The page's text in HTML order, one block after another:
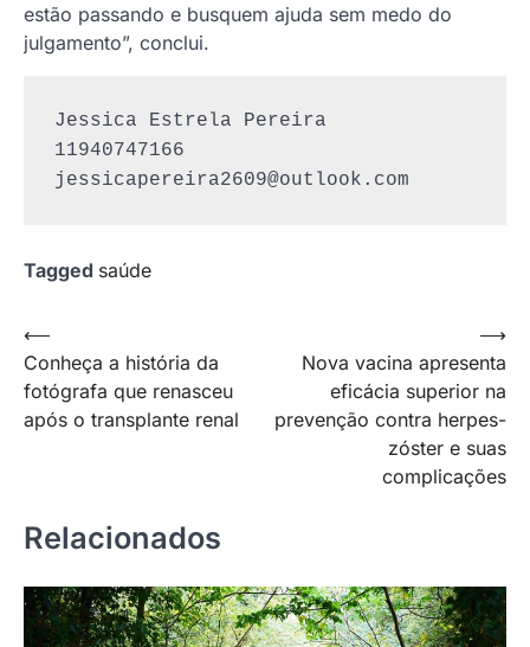
estão passando e busquem ajuda sem medo do
julgamento”, conclui.
Jessica Estrela Pereira
jessicapereira2609@outlook.com
Tagged saúde
Navegação
de
Post
⟵
Conheça a história da
fotógrafa que renasceu
após o transplante renal
Nova vacina apresenta
eficácia superior na
prevenção contra herpes-
zóster e suas
complicações
⟶
Relacionados